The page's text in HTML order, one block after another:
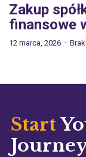
Zakup
finansowe
12 marca, 2026
Start